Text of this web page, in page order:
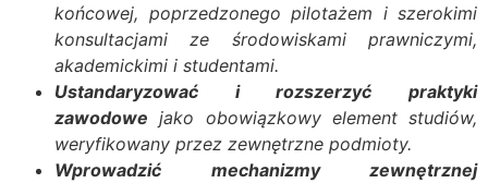
końcowej, poprzedzonego pilotażem i szerokimi
konsultacjami ze środowiskami prawniczymi,
akademickimi i studentami.
Ustandaryzować i rozszerzyć praktyki
zawodowe jako obowiązkowy element studiów,
weryfikowany przez zewnętrzne podmioty.
Wprowadzić mechanizmy zewnętrznej